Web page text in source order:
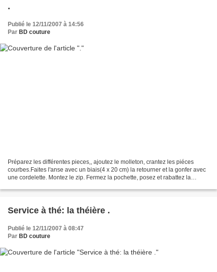
.
Publié le 12/11/2007 à 14:56
Par BD couture
Préparez les différentes pieces,, ajoutez le molleton, crantez les piéces
courbes.Faites l'anse avec un biais(4 x 20 cm) la retourner et la gonfer avec
une cordelette. Montez le zip. Fermez la pochette, posez et rabattez la
Service à thé: la théière .
Publié le 12/11/2007 à 08:47
Par BD couture